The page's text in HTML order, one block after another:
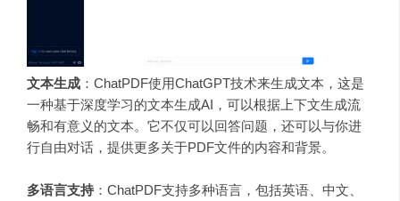
文本生成 ： ChatPDF使用ChatGPT技术来生成文本，这是
一种基于深度学习的文本生成AI，可以根据上下文生成流
畅和有意义的文本。它不仅可以回答问题，还可以与你进
行自由对话，提供更多关于PDF文件的内容和背景。
多语言支持： ChatPDF支持多种语言，包括英语、中文、